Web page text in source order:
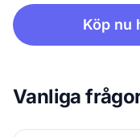
Köp nu
Vanliga